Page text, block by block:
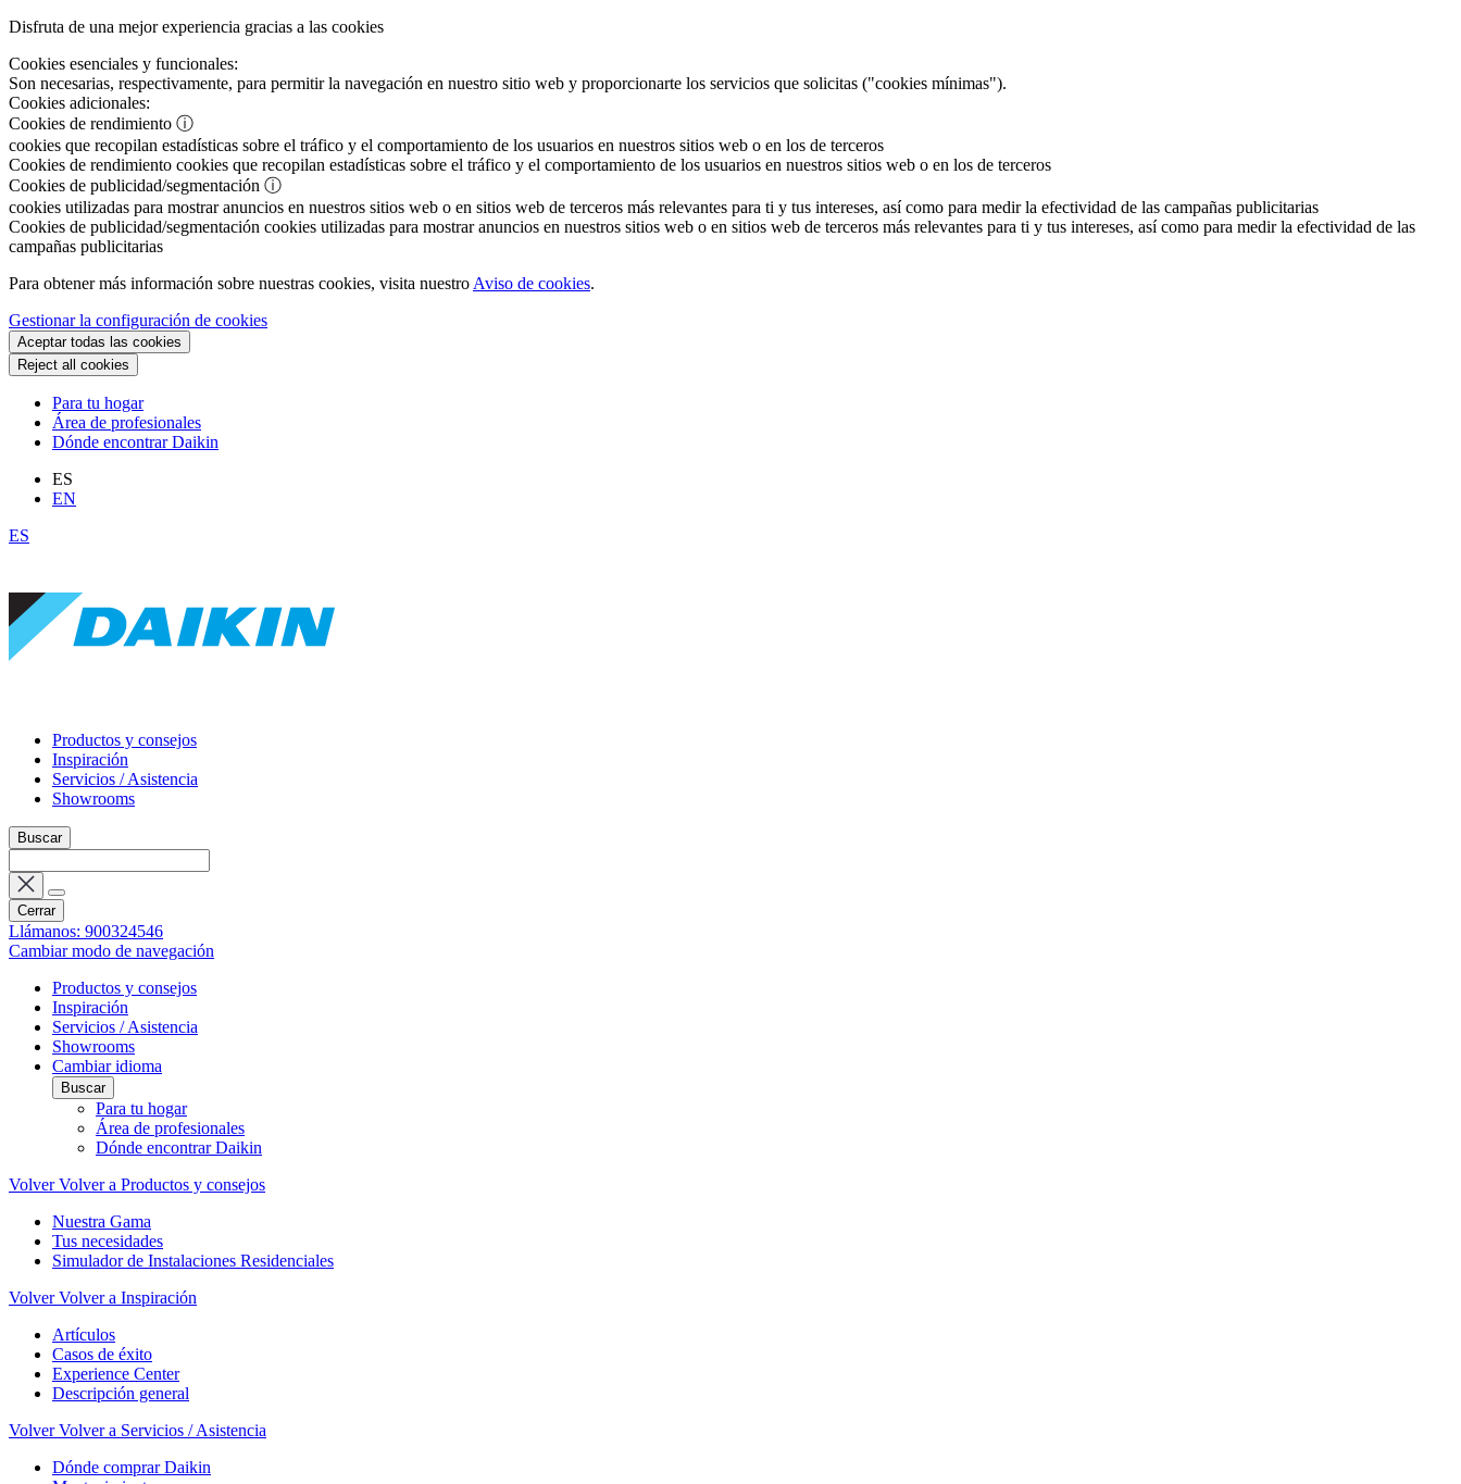
Disfruta de una mejor experiencia gracias a las cookies
Cookies esenciales y funcionales:
Son necesarias, respectivamente, para permitir la navegación en nuestro sitio web y proporcionarte los servicios que solicitas ("cookies mínimas").
Cookies adicionales:
Cookies de rendimiento ⓘ
cookies que recopilan estadísticas sobre el tráfico y el comportamiento de los usuarios en nuestros sitios web o en los de terceros
Cookies de rendimiento cookies que recopilan estadísticas sobre el tráfico y el comportamiento de los usuarios en nuestros sitios web o en los de terceros
Cookies de publicidad/segmentación ⓘ
cookies utilizadas para mostrar anuncios en nuestros sitios web o en sitios web de terceros más relevantes para ti y tus intereses, así como para medir la efectividad de las campañas publicitarias
Cookies de publicidad/segmentación cookies utilizadas para mostrar anuncios en nuestros sitios web o en sitios web de terceros más relevantes para ti y tus intereses, así como para medir la efectividad de las
campañas publicitarias
Para obtener más información sobre nuestras cookies, visita nuestro Aviso de cookies.
Gestionar la configuración de cookies
Aceptar todas las cookies
Reject all cookies
Para tu hogar
Área de profesionales
Dónde encontrar Daikin
ES
EN
ES
Productos y consejos
Inspiración
Servicios / Asistencia
Showrooms
Buscar
Cerrar
Llámanos: 900324546
Cambiar modo de navegación
Productos y consejos
Inspiración
Servicios / Asistencia
Showrooms
Cambiar idioma
Buscar
Para tu hogar
Área de profesionales
Dónde encontrar Daikin
Volver Volver a Productos y consejos
Nuestra Gama
Tus necesidades
Simulador de Instalaciones Residenciales
Volver Volver a Inspiración
Artículos
Casos de éxito
Experience Center
Descripción general
Volver Volver a Servicios / Asistencia
Dónde comprar Daikin